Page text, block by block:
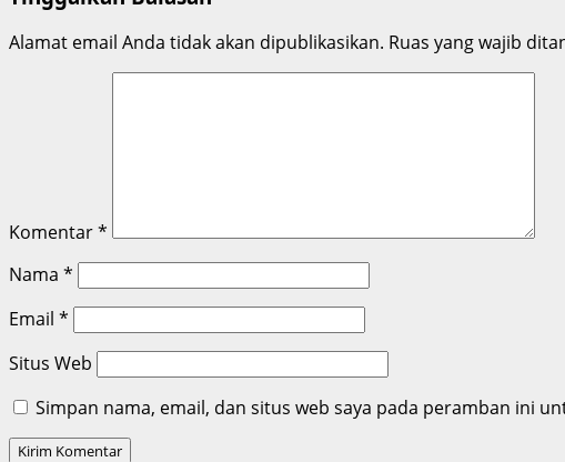
Alamat email Anda tidak akan dipublikasikan. Ruas yang wajib
Komentar*
Nama *
Email *
Situs Web
Simpan nama, email, dan situs web saya pada peramban ini